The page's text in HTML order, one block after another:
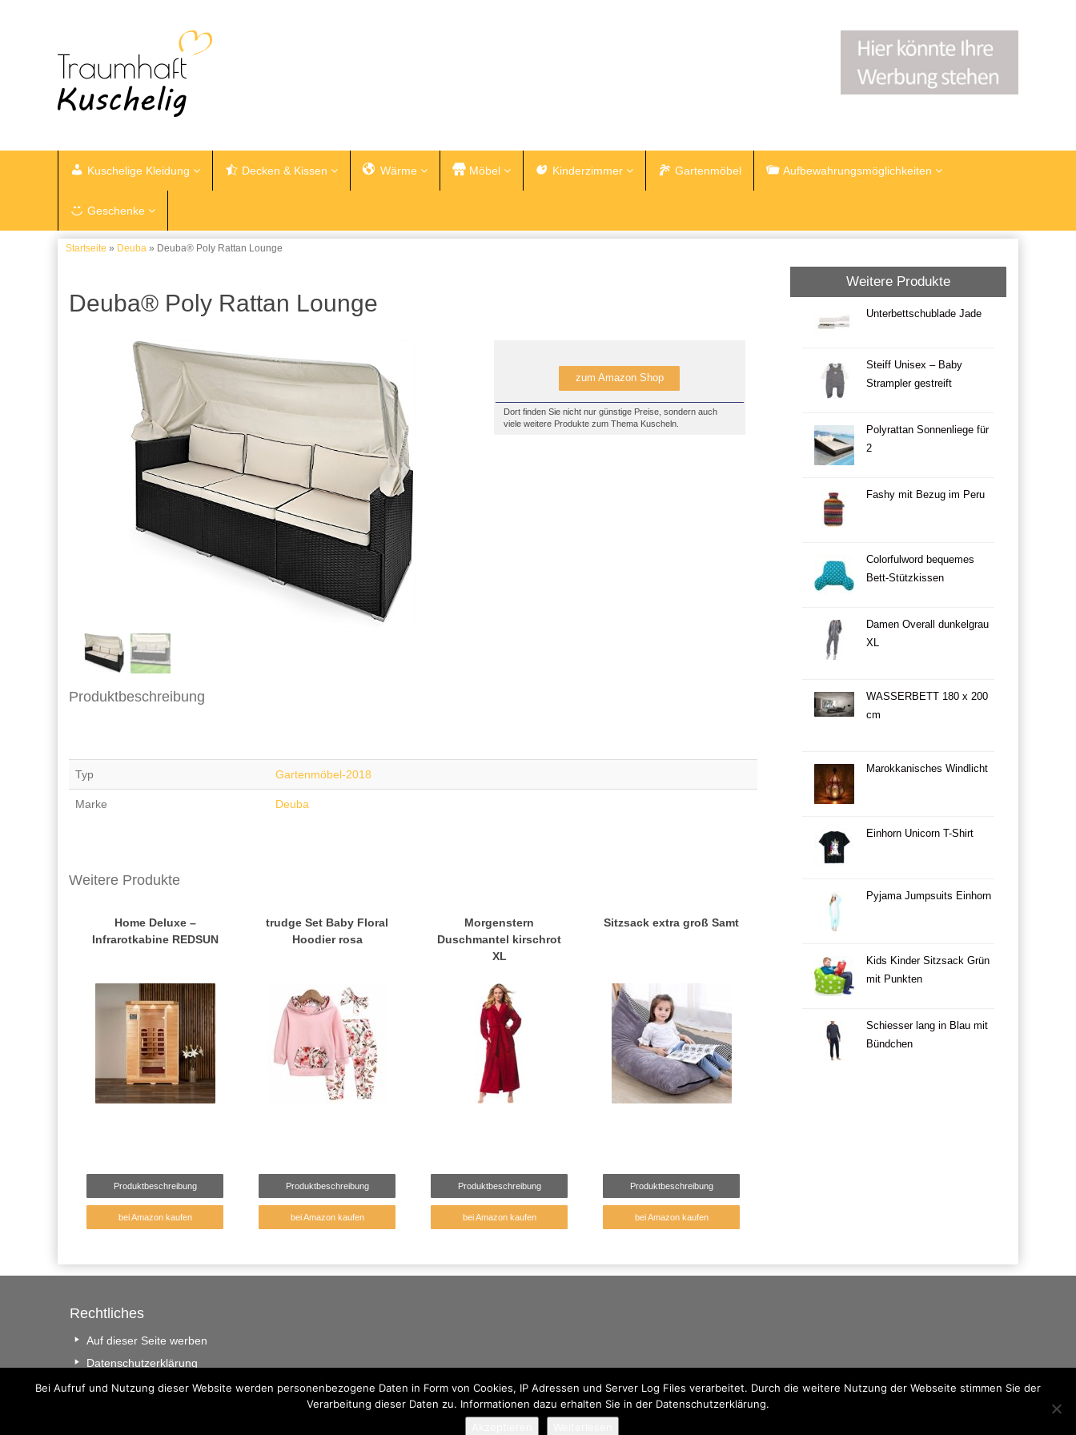
Kuschelige Kleidung Decken & Kissen Wärme Möbel Kinderzimmer Gartenmöbel Aufbewahrungsmöglichkeiten
Geschenke
Startseite » Deuba » Deuba® Poly Rattan Lounge
Deuba® Poly Rattan Lounge
zum Amazon Shop
Dort finden Sie nicht nur günstige Preise, sondern auch
viele weitere Produkte zum Thema Kuscheln.
Produktbeschreibung
Typ Gartenmöbel-2018
Marke Deuba
Weitere Produkte
Home Deluxe –
Infrarotkabine REDSUN
Produktbeschreibung
bei Amazon kaufen
trudge Set Baby Floral
Hoodier rosa
Produktbeschreibung
bei Amazon kaufen
Morgenstern
Duschmantel kirschrot
XL
Produktbeschreibung
bei Amazon kaufen
Sitzsack extra groß Samt
Produktbeschreibung
bei Amazon kaufen
Weitere Produkte
Unterbettschublade Jade
Steiff Unisex – Baby
Strampler gestreift
Polyrattan Sonnenliege für
2
Fashy mit Bezug im Peru
Colorfulword bequemes
Bett-Stützkissen
Damen Overall dunkelgrau
XL
WASSERBETT 180 x 200
cm
Marokkanisches Windlicht
Einhorn Unicorn T-Shirt
Pyjama Jumpsuits Einhorn
Kids Kinder Sitzsack Grün
mit Punkten
Schiesser lang in Blau mit
Bündchen
Rechtliches
Auf dieser Seite werben
Datenschutzerklärung
Impressum
Bei Aufruf und Nutzung dieser Website werden personenbezogene Daten in Form von Cookies, IP Adressen und Server Log Files verarbeitet. Durch die weitere Nutzung der Webseite stimmen Sie der
Verarbeitung dieser Daten zu. Informationen dazu erhalten Sie in der Datenschutzerklärung.